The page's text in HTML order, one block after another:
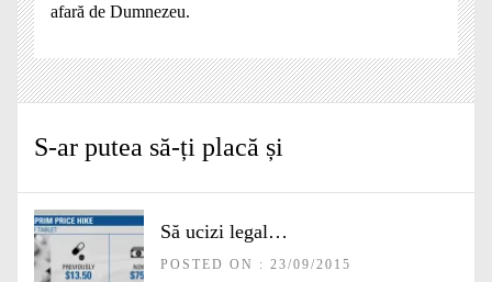
afară de Dumnezeu.
S-ar putea să-ți placă și
Să ucizi legal…
POSTED ON : 23/09/2015